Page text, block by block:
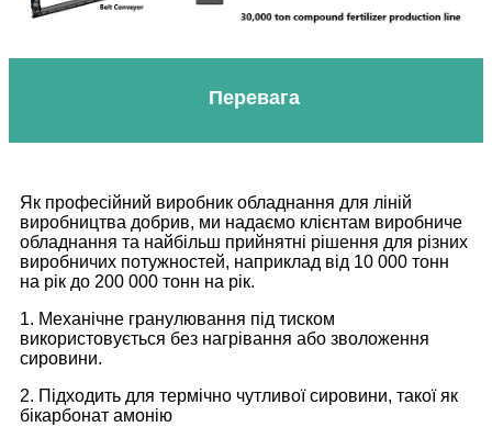
Перевага
Як професійний виробник обладнання для ліній
виробництва добрив, ми надаємо клієнтам виробниче
обладнання та найбільш прийнятні рішення для різних
виробничих потужностей, наприклад від 10 000 тонн
на рік до 200 000 тонн на рік.
1. Механічне гранулювання під тиском
використовується без нагрівання або зволоження
сировини.
2. Підходить для термічно чутливої ​​сировини, такої як
бікарбонат амонію